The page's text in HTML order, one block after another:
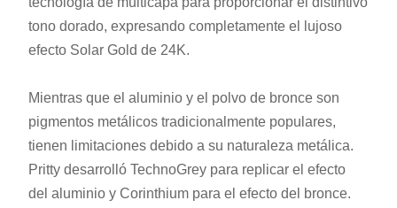
tono dorado, expresando completamente el lujoso
efecto Solar Gold de 24K.
Mientras que el aluminio y el polvo de bronce son
pigmentos metálicos tradicionalmente populares,
tienen limitaciones debido a su naturaleza metálica.
Pritty desarrolló TechnoGrey para replicar el efecto
del aluminio y Corinthium para el efecto del bronce.